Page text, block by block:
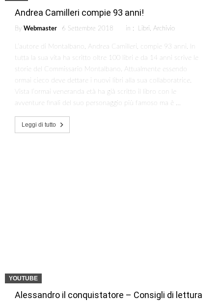
Andrea Camilleri compie 93 anni!
By Webmaster 6 Settembre 2018 in : Libri, Archivio
L’autore di Montalbano, Andrea Camilleri, compie 93 anni. In
tutta la sua vita ha scritto oltre 100 libri e da 14 anni scrive le
storie del Commissario Montalbano. Attualmente essendo
ormai cieco deve dettare i nuovi libri alla sua collaboratrice.
Vista l’ormai veneranda età ha già scritto il libro con le
avventure finali del suo personaggio più famoso ma è …
Leggi di tutto
YOUTUBE
Alessandro il conquistatore – Consigli di lettura